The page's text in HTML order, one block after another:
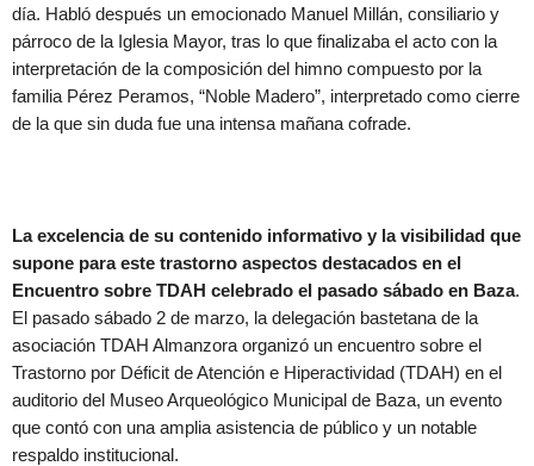
día. Habló después un emocionado Manuel Millán, consiliario y
párroco de la Iglesia Mayor, tras lo que finalizaba el acto con la
interpretación de la composición del himno compuesto por la
familia Pérez Peramos, “Noble Madero”, interpretado como cierre
de la que sin duda fue una intensa mañana cofrade.
La excelencia de su contenido informativo y la visibilidad que
supone para este trastorno aspectos destacados en el
Encuentro sobre TDAH celebrado el pasado sábado en Baza.
El pasado sábado 2 de marzo, la delegación bastetana de la
asociación TDAH Almanzora organizó un encuentro sobre el
Trastorno por Déficit de Atención e Hiperactividad (TDAH) en el
auditorio del Museo Arqueológico Municipal de Baza, un evento
que contó con una amplia asistencia de público y un notable
respaldo institucional.